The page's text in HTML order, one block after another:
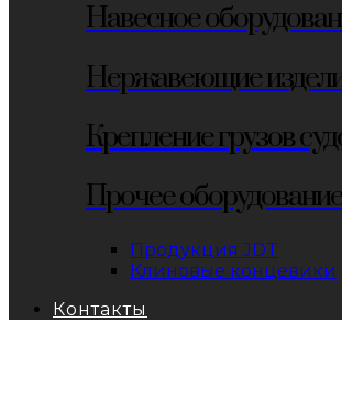
Навесное
Нержавеющие
Крепление грузов
Прочее оборудование
Продукция JDT
Клиновые концевики
Контакты